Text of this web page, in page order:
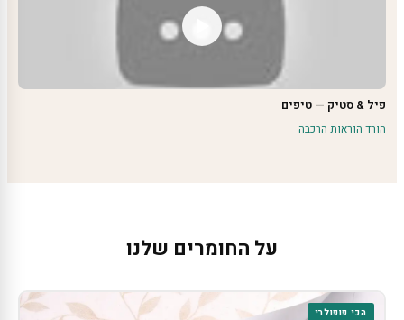
פיל & סטיק — טיפים
הורד הוראות הרכבה
על החומרים שלנו
הכי פופולרי